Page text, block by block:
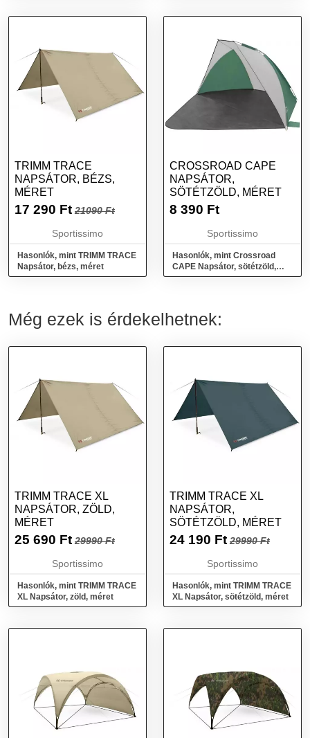
TRIMM TRACE
NAPSÁTOR, BÉZS,
MÉRET
17 290 Ft 21090 Ft
Sportissimo
Hasonlók, mint TRIMM TRACE
Napsátor, bézs, méret
CROSSROAD CAPE
NAPSÁTOR,
SÖTÉTZÖLD, MÉRET
8 390 Ft
Sportissimo
Hasonlók, mint Crossroad
CAPE Napsátor, sötétzöld,
méret
Még ezek is érdekelhetnek:
TRIMM TRACE XL
NAPSÁTOR, ZÖLD,
MÉRET
25 690 Ft 29990 Ft
Sportissimo
Hasonlók, mint TRIMM TRACE
XL Napsátor, zöld, méret
TRIMM TRACE XL
NAPSÁTOR,
SÖTÉTZÖLD, MÉRET
24 190 Ft 29990 Ft
Sportissimo
Hasonlók, mint TRIMM TRACE
XL Napsátor, sötétzöld, méret